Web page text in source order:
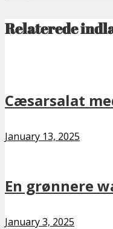
Relaterede
Cæsarsalat
January 13, 2025
En grønnere
January 3, 2025